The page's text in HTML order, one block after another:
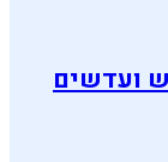
ועדשים